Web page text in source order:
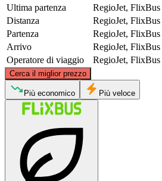
Ultima partenza
RegioJet, FlixBus
Distanza
RegioJet, FlixBus
Partenza
RegioJet, FlixBus
Arrivo
RegioJet, FlixBus
Operatore di viaggio
RegioJet, FlixBus
Cerca il miglior prezzo
©CARTO
Più economico Più veloce